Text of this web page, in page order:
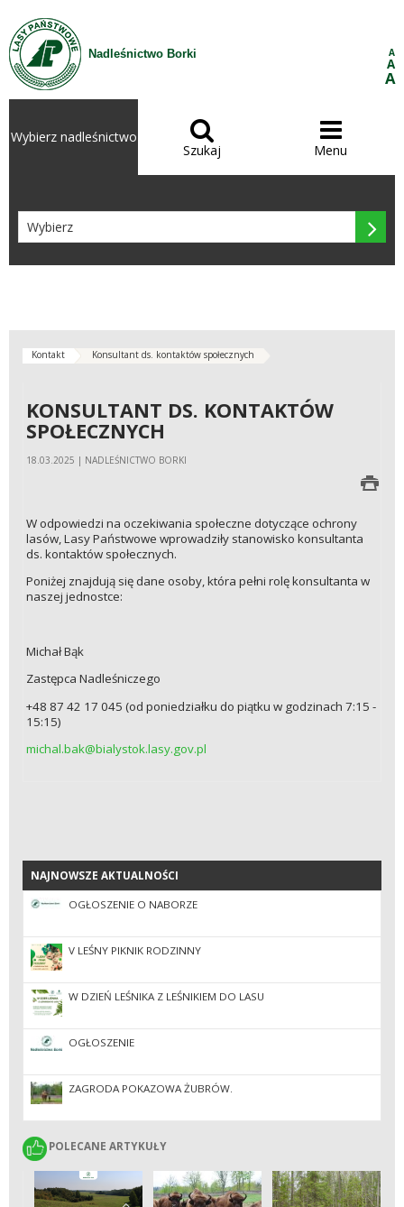
Przejdź do treści
Nadleśnictwo Borki A
A
A
Wybierz nadleśnictwo 
Szukaj

Menu

Kontakt Konsultant ds. kontaktów społecznych
KONSULTANT DS. KONTAKTÓW
SPOŁECZNYCH
18.03.2025 | NADLEŚNICTWO BORKI
W odpowiedzi na oczekiwania społeczne dotyczące ochrony
lasów, Lasy Państwowe wprowadziły stanowisko konsultanta
ds. kontaktów społecznych.
Poniżej znajdują się dane osoby, która pełni rolę konsultanta w
naszej jednostce:
Michał Bąk
Zastępca Nadleśniczego
+48 87 42 17 045 (od poniedziałku do piątku w godzinach 7:15 -
15:15)
michal.bak@bialystok.lasy.gov.pl
NAJNOWSZE AKTUALNOŚCI
NAJNOWSZE AKTUALNOŚCI
OGŁOSZENIE O NABORZE
V LEŚNY PIKNIK RODZINNY
W DZIEŃ LEŚNIKA Z LEŚNIKIEM DO LASU
OGŁOSZENIE
ZAGRODA POKAZOWA ŻUBRÓW.
POLECANE ARTYKUŁY
POLECANE ARTYKUŁY